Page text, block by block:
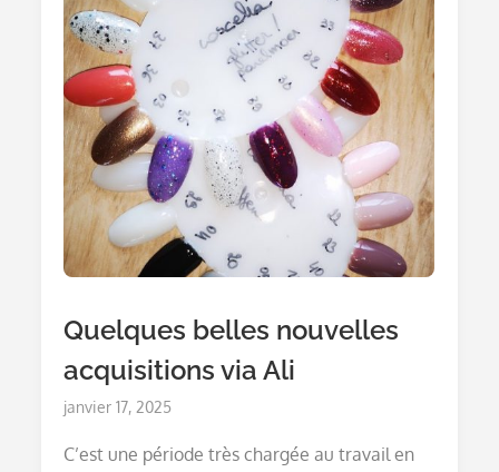
Quelques belles nouvelles
acquisitions via Ali
Posted
janvier 17, 2025
C’est une période très chargée au travail en